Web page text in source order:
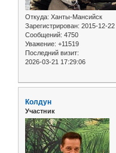
Откуда: Ханты-Мансийск
Зарегистрирован: 2015-12-22
Сообщений: 4750
Уважение: +11519
Последний визит:
2026-03-21 17:29:06
Колдун
Участник